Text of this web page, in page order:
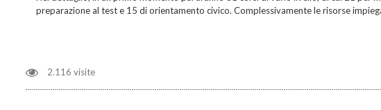
preparazione al test e 15 di orientamento civico. Complessivamente le risorse
2.116 visite